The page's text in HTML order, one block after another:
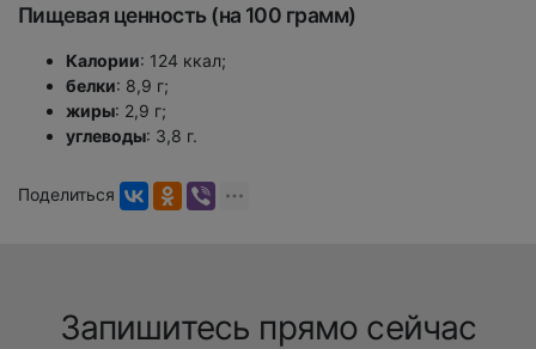
Пищевая ценность (на 100 грамм)
Калории: 124 ккал;
белки: 8,9 г;
жиры: 2,9 г;
углеводы: 3,8 г.
Поделиться
Запишитесь прямо сейчас